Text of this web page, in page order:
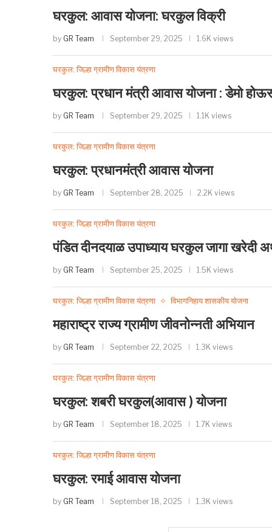
घरकुल: आवास योजना: घरकुल विक्री
by GR Team September 29, 2025 1.6K views
घरकुल: जिल्हा ग्रामीण विकास यंत्रणा
घरकुल: प्रधान मंत्री आवास योजना : डेमो
by GR Team September 29, 2025 1.1K views
घरकुल: जिल्हा ग्रामीण विकास यंत्रणा
घरकुल: प्रधानमंत्री आवास योजना
by GR Team September 28, 2025 2.2K views
घरकुल: जिल्हा ग्रामीण विकास यंत्रणा
पंडित दीनदयाळ उपाध्याय घरकुल जागा खरेदी
by GR Team September 25, 2025 1.5K views
घरकुल: जिल्हा ग्रामीण विकास यंत्रणा विभागनिहाय शासकीय योजना
महाराष्ट्र राज्य ग्रामीण जीवनोन्नती अभियान
by GR Team September 22, 2025 1.3K views
घरकुल: जिल्हा ग्रामीण विकास यंत्रणा
घरकुल: शबरी घरकुल(आवास ) योजना
by GR Team September 18, 2025 1.7K views
घरकुल: जिल्हा ग्रामीण विकास यंत्रणा
घरकुल: रमाई आवास योजना
by GR Team September 18, 2025 1.3K views